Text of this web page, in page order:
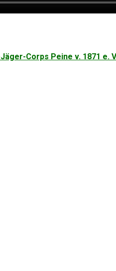
Corps Peine v. 1871 e.